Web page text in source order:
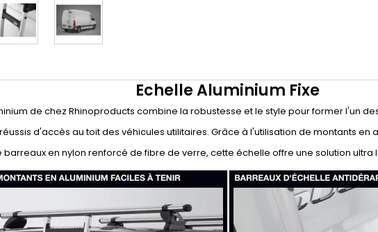
Echelle Aluminium Fixe
de chez Rhinoproducts combine la robustesse et le style pour former l'un
d'accès au toit des véhicules utilitaires. Grâce à l'utilisation de montants en
en nylon renforcé de fibre de verre, cette échelle offre une solution ultra